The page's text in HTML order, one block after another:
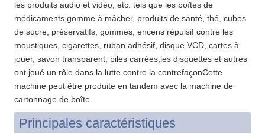
les produits audio et vidéo, etc. tels que les boîtes de
médicaments,gomme à mâcher, produits de santé, thé, cubes
de sucre, préservatifs, gommes, encens répulsif contre les
moustiques, cigarettes, ruban adhésif, disque VCD, cartes à
jouer, savon transparent, piles carrées,les disquettes et autres
ont joué un rôle dans la lutte contre la contrefaçonCette
machine peut être produite en tandem avec la machine de
cartonnage de boîte.
Principales caractéristiques